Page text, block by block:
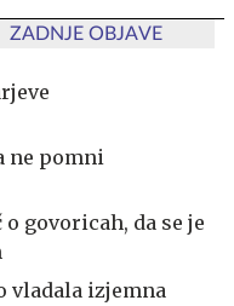
ZADNJE OBJAVE
ne pomni
govoricah, da se je
vladala izjemna